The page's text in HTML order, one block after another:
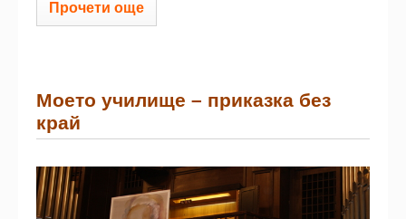
Прочети още
Моето училище – приказка без
край